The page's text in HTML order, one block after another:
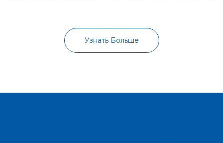
Наши экскаваторы в
Риме, Италия
Наши экскаваторы в
Нью-Йорке, США
Узнать Больше